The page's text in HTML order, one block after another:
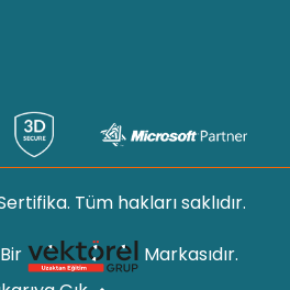
Tüm hakları saklıdır.
Markasıdır.